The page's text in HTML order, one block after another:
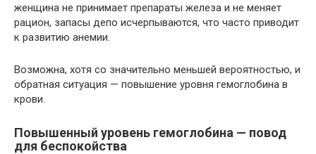
женщина не принимает препараты железа и не меняет
рацион, запасы депо исчерпываются, что часто приводит
к развитию анемии.
Возможна, хотя со значительно меньшей вероятностью, и
обратная ситуация — повышение уровня гемоглобина в
крови.
Повышенный уровень гемоглобина — повод
для беспокойства